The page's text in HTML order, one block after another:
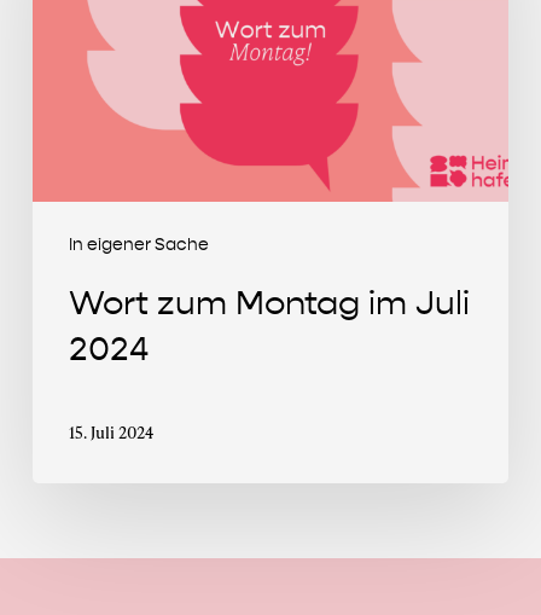
In eigener Sache
Wort zum Montag im Juli
2024
15. Juli 2024